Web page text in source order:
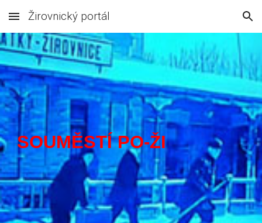
Skip to main content Skip to navigation
Žirovnický portál
SOUMĚSTÍ PO-ŽI